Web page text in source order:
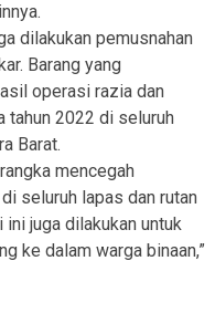
dilakukan pemusnahan
Barang yang
operasi razia dan
tahun 2022 di seluruh
Barat.
mencegah
seluruh lapas dan rutan
juga dilakukan untuk
ke dalam warga binaan,”